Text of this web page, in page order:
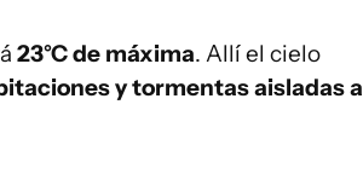
23°C de máxima. Allí el cielo
y tormentas aisladas a